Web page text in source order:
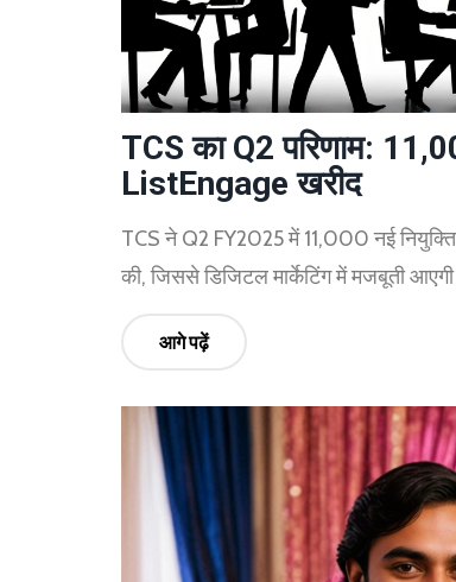
TCS का Q2 परिणाम:
ListEngage खरीद
TCS ने Q2 FY2025 में 11,000 नई
की, जिससे डिजिटल मार्केटिंग में मजबूती
आगे पढ़ें